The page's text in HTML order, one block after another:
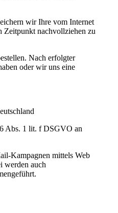
wir Ihre vom Internet
Zeitpunkt nachvollziehen zu
Nach erfolgter
oder wir uns eine
Abs. 1 lit. f DSGVO an
Kampagnen mittels Web
werden auch